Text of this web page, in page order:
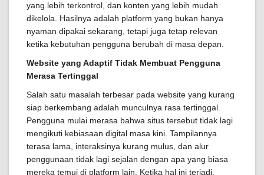
yang lebih terkontrol, dan konten yang lebih mudah
dikelola. Hasilnya adalah platform yang bukan hanya
nyaman dipakai sekarang, tetapi juga tetap relevan
ketika kebutuhan pengguna berubah di masa depan.
Website yang Adaptif Tidak Membuat Pengguna
Merasa Tertinggal
Salah satu masalah terbesar pada website yang kurang
siap berkembang adalah munculnya rasa tertinggal.
Pengguna mulai merasa bahwa situs tersebut tidak lagi
mengikuti kebiasaan digital masa kini. Tampilannya
terasa lama, interaksinya kurang mulus, dan alur
penggunaan tidak lagi sejalan dengan apa yang biasa
mereka temui di platform lain. Ketika hal ini terjadi,